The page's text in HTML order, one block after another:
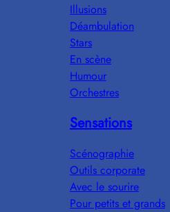
Illusions
Déambulation
Stars
En scène
Humour
Orchestres
Sensations
Scénographie
Outils corporate
Avec le sourire
Pour petits et grands